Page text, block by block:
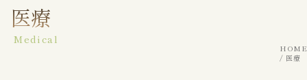
初めての方へ
診療案内
医療
Medical
HOME
医療